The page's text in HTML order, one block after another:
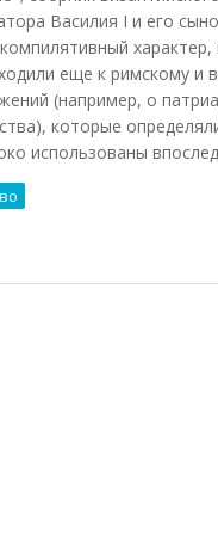
Василия I и его
еще к римскому и
(например, о
которые
использованы